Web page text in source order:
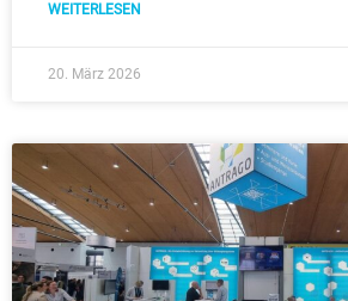
WEITERLESEN
20. März 2026